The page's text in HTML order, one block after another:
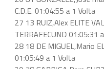
C.D.E. 01:04:55 a 1 Volta
27 13 RUIZ,Alex ELITE
TERRAFECUND 01:05:31
28 18 DE MIGUEL,Mario
01:05:49 a 1 Volta